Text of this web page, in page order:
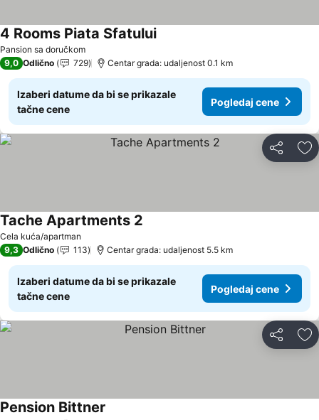
Pansion sa doručkom
4 Rooms Piata Sfatului
9,0 Odlično 729 Centar grada: udaljenost 0.1 km
Izaberi datume da bi se prikazale
tačne cene
Pogledaj cene
Deli
Cela kuća/apartman
Tache Apartments 2
9,3 Odlično 113 Centar grada: udaljenost 5.5 km
Izaberi datume da bi se prikazale
tačne cene
Pogledaj cene
Deli
Pension Bittner